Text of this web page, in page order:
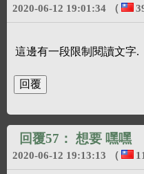
2020-06-12 19:01:34 （
這邊有一段限制閱讀文字.
回覆57： 想要 嘿嘿
2020-06-12 19:13:13 （